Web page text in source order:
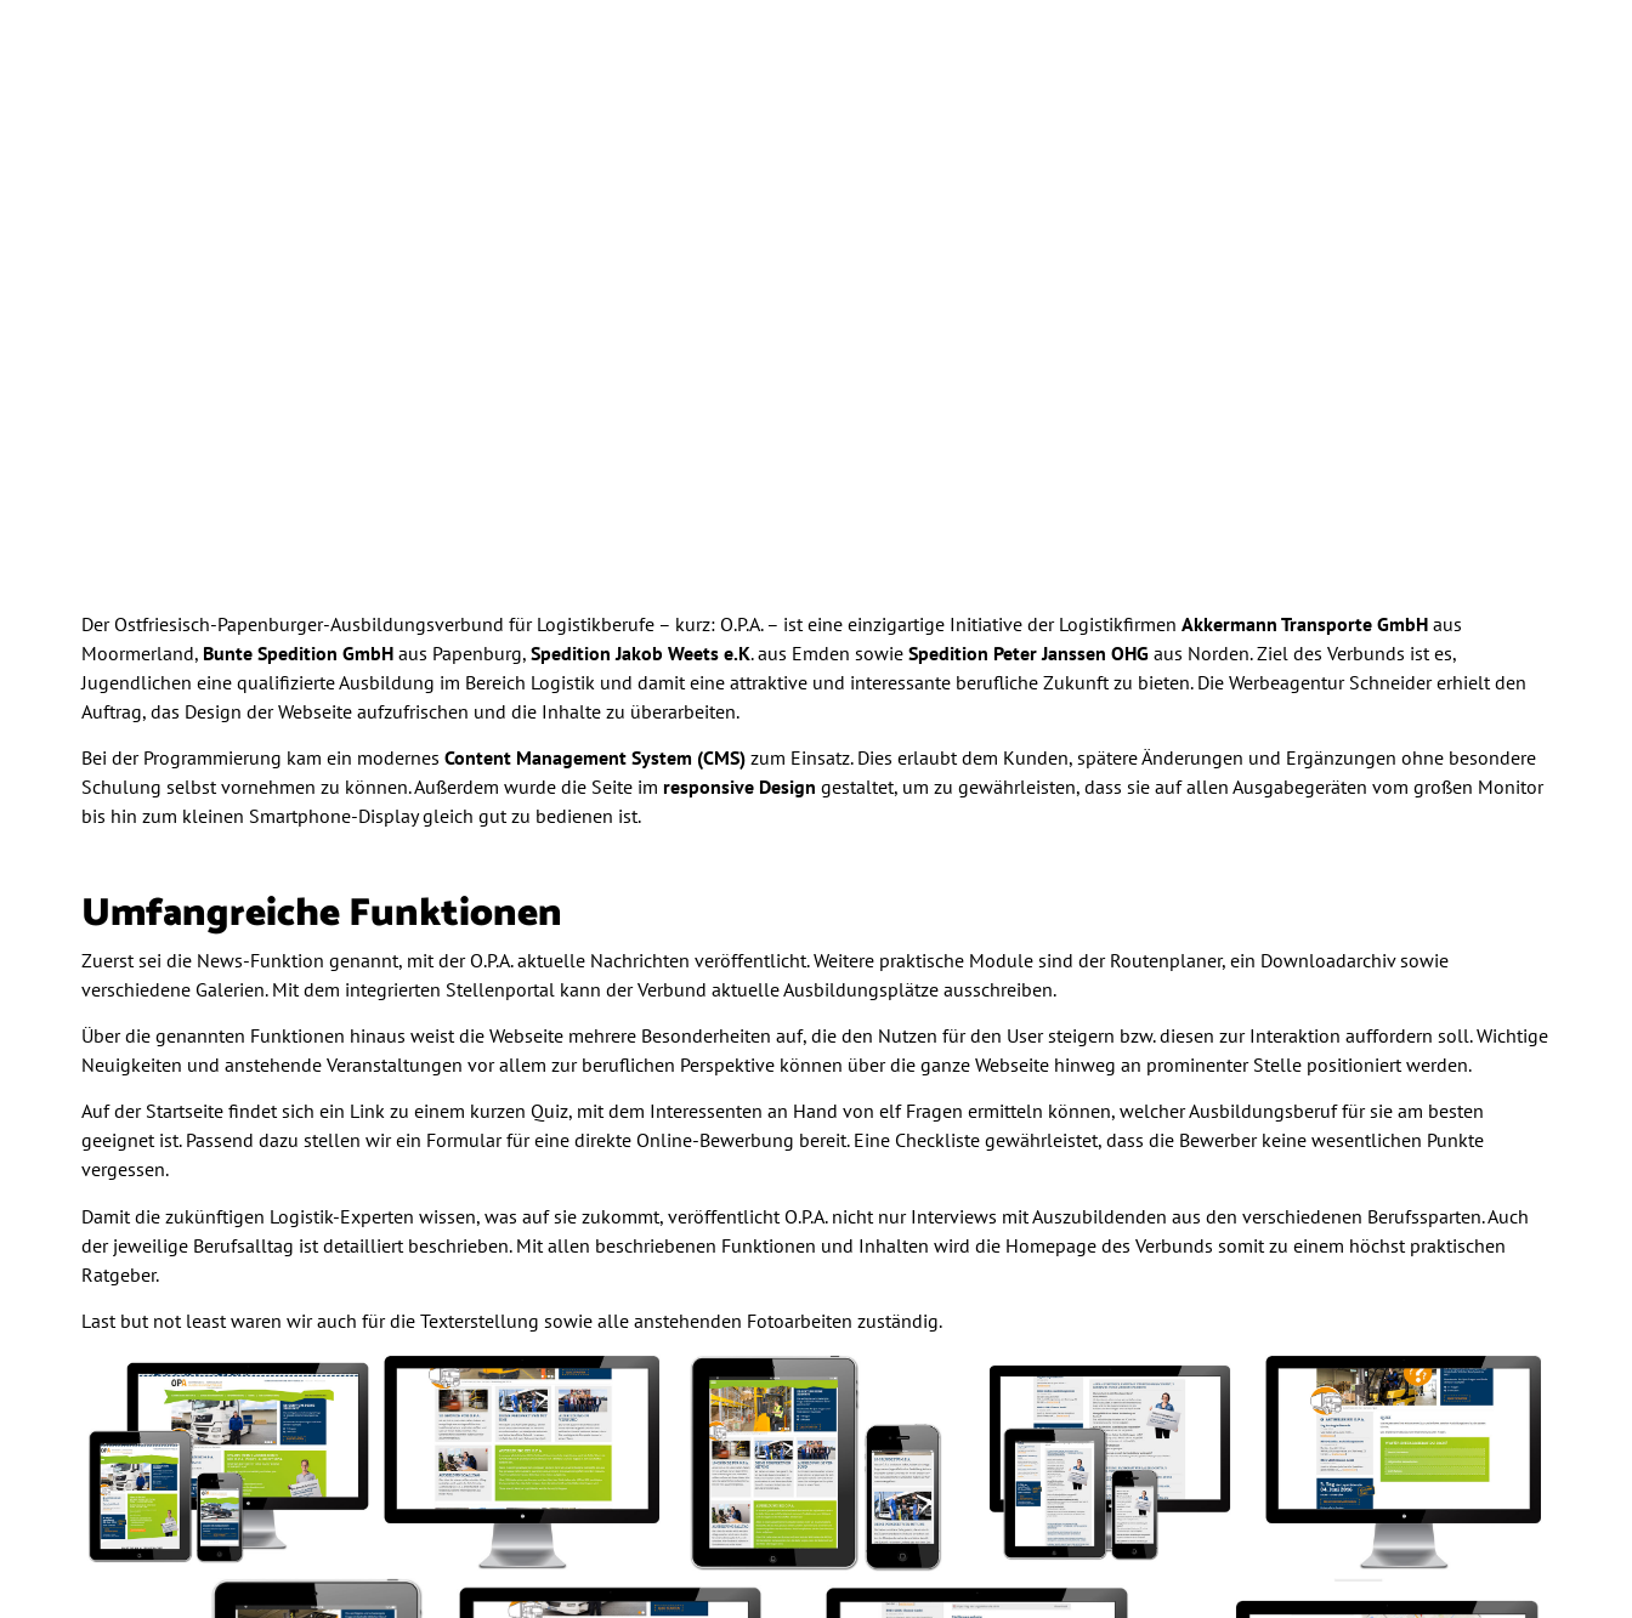
Der Ostfriesisch-Papenburger-Ausbildungsverbund für Logistikberufe – kurz: O.P.A. – ist eine einzigartige Initiative der LogistikfirmenAkkermann Transporte GmbH aus
Moormerland, Bunte Spedition GmbH aus Papenburg,Spedition Jakob Weets e.K. aus Emden sowieSpedition Peter Janssen OHG aus Norden. Ziel des Verbunds ist es,
Jugendlichen eine qualifizierte Ausbildung im Bereich Logistik und damit eine attraktive und interessante berufliche Zukunft zu bieten. Die Werbeagentur Schneider erhielt den
Auftrag, das Design der Webseite aufzufrischen und die Inhalte zu überarbeiten.
Bei der Programmierung kam ein modernesContent Management System (CMS) zum Einsatz. Dies erlaubt dem Kunden, spätere Änderungen und Ergänzungen ohne besondere
Schulung selbst vornehmen zu können. Außerdem wurde die Seite imresponsive Design gestaltet, um zu gewährleisten, dass sie auf allen Ausgabegeräten vom großen Monitor
bis hin zum kleinen Smartphone-Display gleich gut zu bedienen ist.
Umfangreiche Funktionen
Zuerst sei die News-Funktion genannt, mit der O.P.A. aktuelle Nachrichten veröffentlicht. Weitere praktische Module sind der Routenplaner, ein Downloadarchiv sowie
verschiedene Galerien. Mit dem integrierten Stellenportal kann der Verbund aktuelle Ausbildungsplätze ausschreiben.
Über die genannten Funktionen hinaus weist die Webseite mehrere Besonderheiten auf, die den Nutzen für den User steigern bzw. diesen zur Interaktion auffordern soll. Wichtige
Neuigkeiten und anstehende Veranstaltungen vor allem zur beruflichen Perspektive können über die ganze Webseite hinweg an prominenter Stelle positioniert werden.
Auf der Startseite findet sich ein Link zu einem kurzen Quiz, mit dem Interessenten an Hand von elf Fragen ermitteln können, welcher Ausbildungsberuf für sie am besten
geeignet ist. Passend dazu stellen wir ein Formular für eine direkte Online-Bewerbung bereit. Eine Checkliste gewährleistet, dass die Bewerber keine wesentlichen Punkte
vergessen.
Damit die zukünftigen Logistik-Experten wissen, was auf sie zukommt, veröffentlicht O.P.A. nicht nur Interviews mit Auszubildenden aus den verschiedenen Berufssparten. Auch
der jeweilige Berufsalltag ist detailliert beschrieben. Mit allen beschriebenen Funktionen und Inhalten wird die Homepage des Verbunds somit zu einem höchst praktischen
Ratgeber.
Last but not least waren wir auch für die Texterstellung sowie alle anstehenden Fotoarbeiten zuständig.